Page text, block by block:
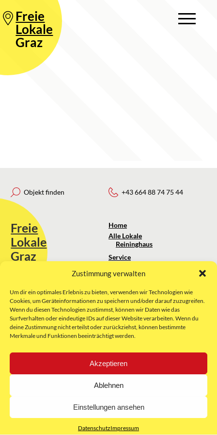
Zustimmung verwalten
Um dir ein optimales Erlebnis zu bieten, verwenden wir Technologien wie
Cookies, um Geräteinformationen zu speichern und/oder darauf zuzugreifen.
Wenn du diesen Technologien zustimmst, können wir Daten wie das
Surfverhalten oder eindeutige IDs auf dieser Website verarbeiten. Wenn du
deine Zustimmung nicht erteilst oder zurückziehst, können bestimmte
Merkmale und Funktionen beeinträchtigt werden.
Akzeptieren
Ablehnen
Einstellungen ansehen
DatenschutzImpressum
Freie
Lokale
Graz
Objekt finden
Freie
Lokale
Graz
Sie erreichen uns unter:
kontakt@freielokale-graz.at
Website by Rubikon Werbeagentur
GmbH
+43 664 88 74 75 44
Home
Alle Lokale
Reininghaus
Service
Über uns
Impressum
AGB
Datenschutz
E-Mail